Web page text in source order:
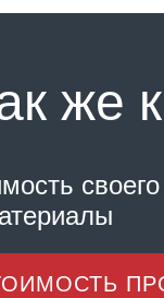
же